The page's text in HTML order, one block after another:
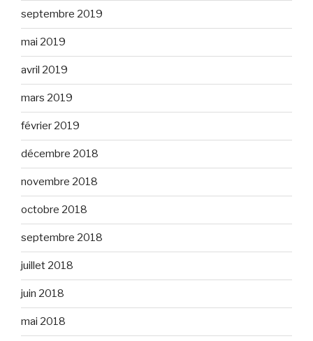
septembre 2019
mai 2019
avril 2019
mars 2019
février 2019
décembre 2018
novembre 2018
octobre 2018
septembre 2018
juillet 2018
juin 2018
mai 2018